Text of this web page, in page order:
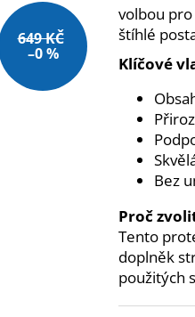
volbou
štíhlé
Klíčové
Bez
Proč
Tento
doplněk
použitých
649 KČ
–0 %
35% PROTEIN BAR